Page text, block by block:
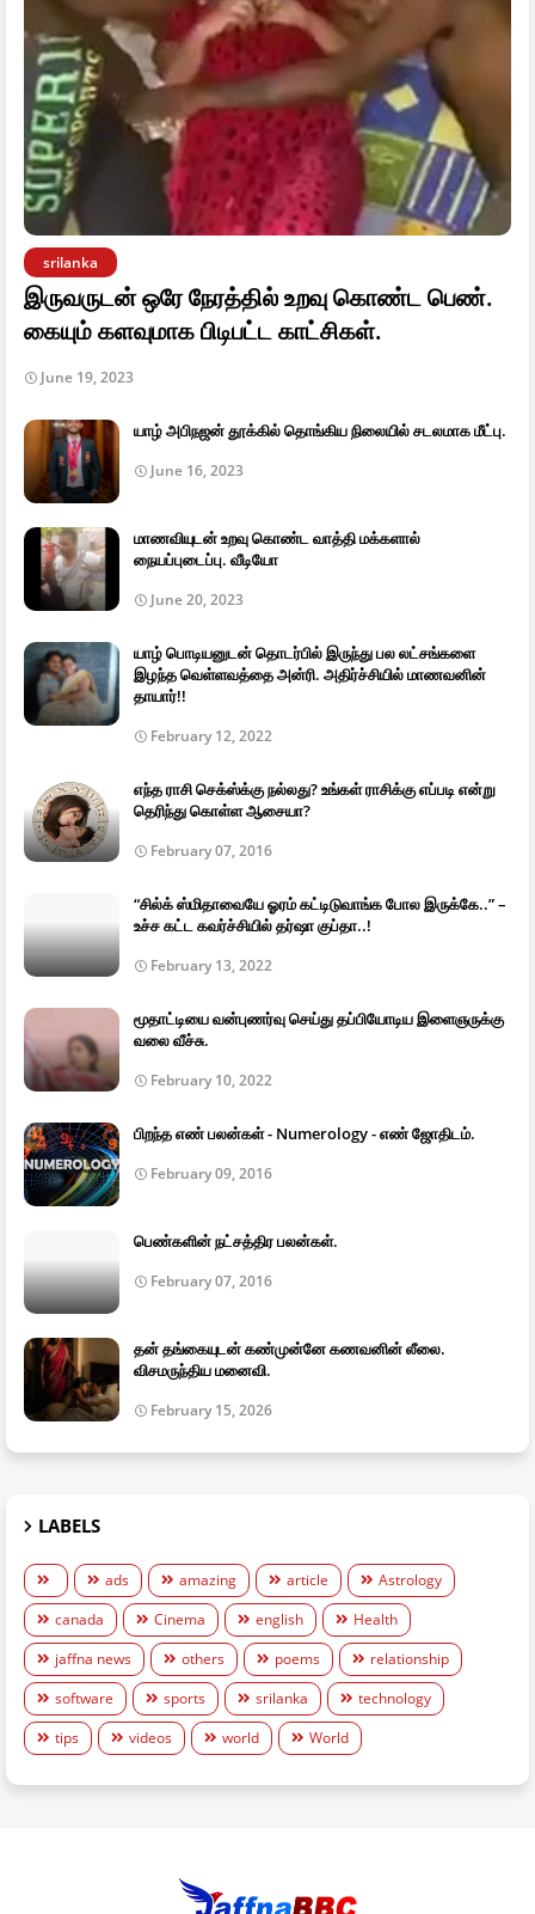
srilanka
இருவருடன் ஒரே நேரத்தில் உறவு கொண்ட பெண்.
கையும் களவுமாக பிடிபட்ட காட்சிகள்.
June 19, 2023
யாழ் அபிநஜன் தூக்கில் தொங்கிய நிலையில் சடலமாக மீட்பு.
June 16, 2023
மாணவியுடன் உறவு கொண்ட வாத்தி மக்களால்
நையப்புடைப்பு. வீடியோ
June 20, 2023
யாழ் பொடியனுடன் தொடர்பில் இருந்து பல லட்சங்களை
இழந்த வெள்ளவத்தை அன்ரி. அதிர்ச்சியில் மாணவனின்
தாயார்!!
February 12, 2022
எந்த ராசி செக்ஸ்க்கு நல்லது? உங்கள் ராசிக்கு எப்படி என்று
தெரிந்து கொள்ள ஆசையா?
February 07, 2016
“சில்க் ஸ்மிதாவையே ஓரம் கட்டிடுவாங்க போல இருக்கே..” –
உச்ச கட்ட கவர்ச்சியில் தர்ஷா குப்தா..!
February 13, 2022
மூதாட்டியை வன்புணர்வு செய்து தப்பியோடிய இளைஞருக்கு
வலை வீச்சு.
February 10, 2022
பிறந்த எண் பலன்கள் - Numerology - எண் ஜோதிடம்.
February 09, 2016
பெண்களின் நட்சத்திர பலன்கள்.
February 07, 2016
தன் தங்கையுடன் கண்முன்னே கணவனின் லீலை.
விசமருந்திய மனைவி.
February 15, 2026
LABELS
ads amazing article
Astrology
canada
Cinema english
Health
jaffna news
others poems
relationship
software
sports srilanka
technology
tips
videos world World